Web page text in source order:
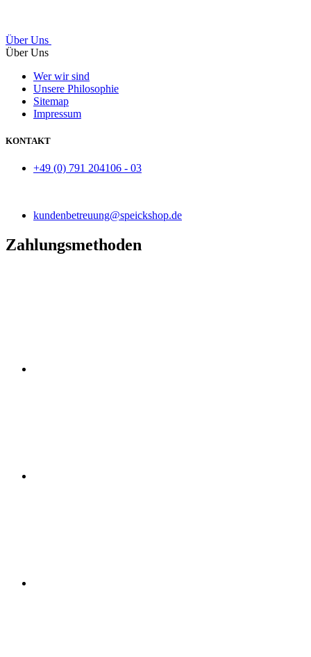
Über Uns
Über Uns
Wer wir sind
Unsere Philosophie
Sitemap
Impressum
KONTAKT
+49 (0) 791 204106 - 03
kundenbetreuung@speickshop.de
Zahlungsmethoden